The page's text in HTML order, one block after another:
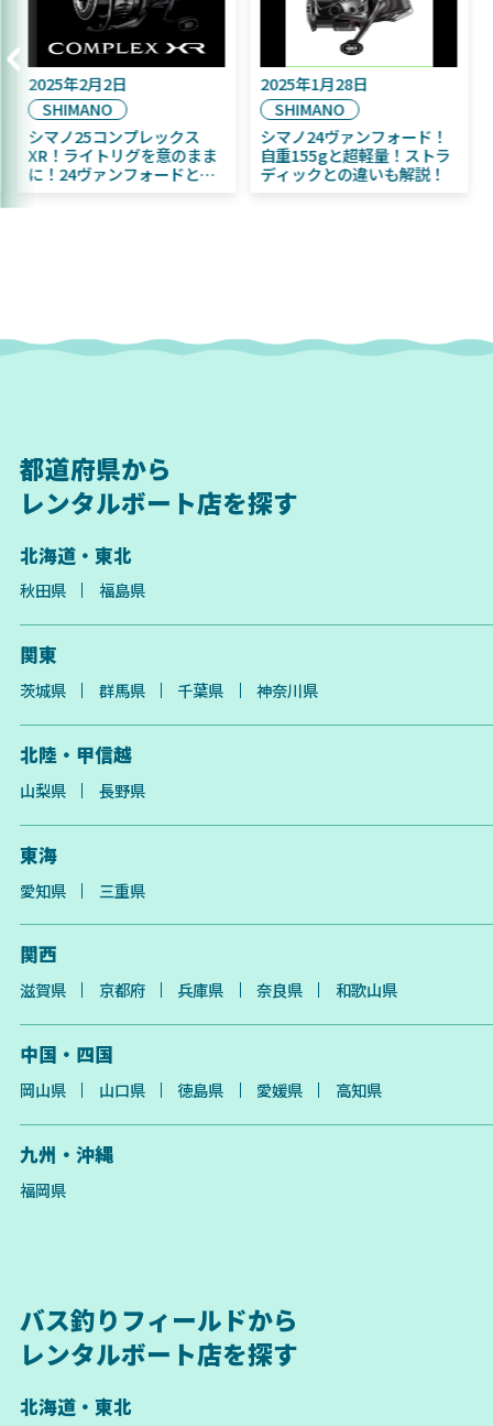
2025年2月2日
SHIMANO
シマノ25コンプレックス
XR！ライトリグを意のまま
に！24ヴァンフォードとの
2025年1月28日
SHIMANO
シマノ24ヴァンフォード！
自重155gと超軽量！ストラ
ディックとの違いも解説！
都道府県から
レンタルボート店を探す
北海道・東北
秋田県 福島県
関東
茨城県 群馬県 千葉県 神奈川県
北陸・甲信越
山梨県 長野県
東海
愛知県 三重県
関西
滋賀県 京都府 兵庫県 奈良県 和歌山県
中国・四国
岡山県 山口県 徳島県 愛媛県 高知県
九州・沖縄
福岡県
バス釣りフィールドから
レンタルボート店を探す
北海道・東北